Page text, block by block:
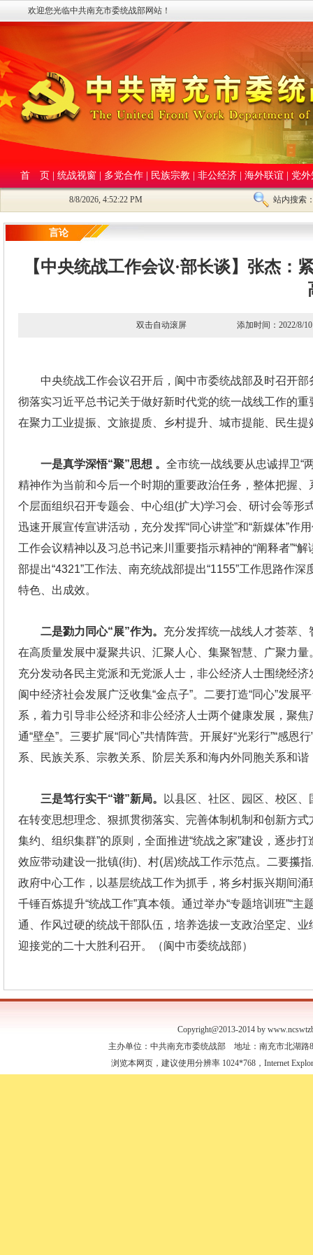
欢迎您光临中共南充市委统战部网站！
首 页 |统战视窗 多党合作 民族宗教 |非公经济 |海外联谊 党
8/8/2026, 4:52:22 PM 站内搜索
言论
【中央统战工作会议·部长谈】张杰
双击自动滚屏 添加时间：
中央统战工作会议召开后，阆中市委统战部及时召开
彻落实习近平总书记关于做好新时代党的统一战线工作的
在聚力工业提振、文旅提质、乡村提升、城市提能、民生提
一是真学深悟“聚”思想 。 全市统一战线要从忠诚捍卫“
精神作为当前和今后一个时期的重要政治任务，整体把握
个层面组织召开专题会、中心组(扩大)学习会、研讨会等形
迅速开展宣传宣讲活动，充分发挥“同心讲堂”和“新媒体”
工作会议精神以及习总书记来川重要指示精神的“阐释者”“
部提出“4321”工作法、南充统战部提出“1155”工作思路作
特色、出成效。
二是勠力同心“展”作为。 充分发挥统一战线人才荟萃
在高质量发展中凝聚共识、汇聚人心、集聚智慧、广聚力
充分发动各民主党派和无党派人士，非公经济人士围绕经
阆中经济社会发展广泛收集“金点子”。二要打造“同心”发展
系，着力引导非公经济和非公经济人士两个健康发展，聚
通“壁垒”。三要扩展“同心”共情阵营。开展好“光彩行”“感
系、民族关系、宗教关系、阶层关系和海内外同胞关系和谐
三是笃行实干“谱”新局。
以县区、社区、园区、校区
在转变思想理念、狠抓贯彻落实、完善体制机制和创新方
集约、组织集群”的原则，全面推进“统战之家”建设，逐步打
效应带动建设一批镇(街)、村(居)统战工作示范点。二要攥
政府中心工作，以基层统战工作为抓手，将乡村振兴期间
千锤百炼提升“统战工作”真本领。通过举办“专题培训班”“
通、作风过硬的统战干部队伍，培养选拔一支政治坚定、
迎接党的二十大胜利召开。（阆中市委统战部）
Copyright@2013-2014 by
主办单位：中共南充市委统战部 地址：南充市北湖
浏览本网页，建议使用分辨率 1024*768，Internet